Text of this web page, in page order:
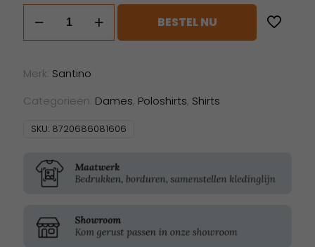
Ladies
BESTEL NU
Merk: Santino
Categorieën: Dames, Poloshirts, Shirts
SKU: 8720686081606